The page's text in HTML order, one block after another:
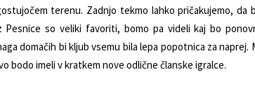
terenu. Zadnjo tekmo lahko pričakujemo, da
Pesnice so veliki favoriti, bomo pa videli kaj bo
domačih bi kljub vsemu bila lepa popotnica za naprej.
bodo imeli v kratkem nove odlične članske igralce.